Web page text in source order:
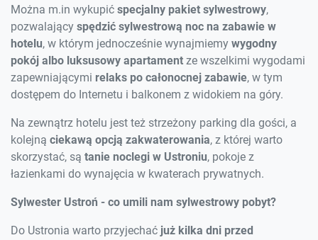
Można m.in wykupić specjalny pakiet sylwestrowy,
pozwalający spędzić sylwestrową noc na zabawie w
hotelu, w którym jednocześnie wynajmiemy wygodny
pokój albo luksusowy apartament ze wszelkimi wygodami
zapewniającymi relaks po całonocnej zabawie, w tym
dostępem do Internetu i balkonem z widokiem na góry.
Na zewnątrz hotelu jest też strzeżony parking dla gości, a
kolejną ciekawą opcją zakwaterowania, z której warto
skorzystać, są tanie noclegi w Ustroniu, pokoje z
łazienkami do wynajęcia w kwaterach prywatnych.
Sylwester Ustroń - co umili nam sylwestrowy pobyt?
Do Ustronia warto przyjechać już kilka dni przed